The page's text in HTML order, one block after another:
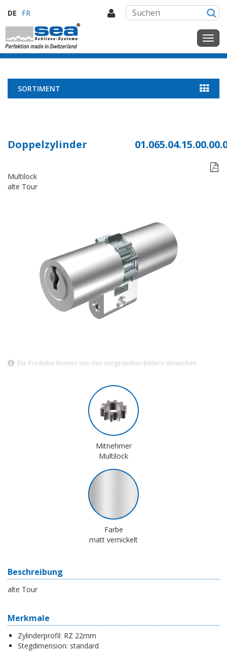
DE FR
SORTIMENT
Doppelzylinder

Multilock
alte Tour
Die Produkte können von den dargestellten Bildern abweichen
Mitnehmer
Multilock
Farbe
matt vernickelt
Beschreibung
alte Tour
Merkmale
Zylinderprofil: RZ 22mm
Stegdimension: standard